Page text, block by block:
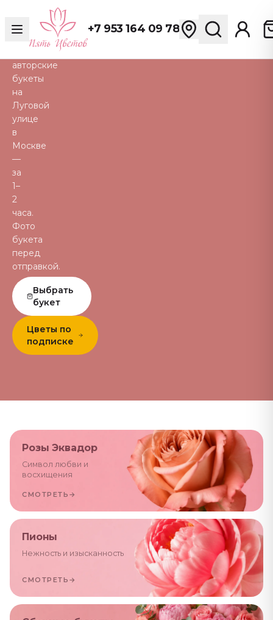
+7 953 164 09 78
пионы,
тюльпаны
авторские
букеты
на
Луговой
улице
в
Москве
—
за
1–
2
часа.
Фото
букета
перед
отправкой.
Выбрать
букет
Цветы по
подписке
Розы Эквадор
Символ любви и
восхищения
СМОТРЕТЬ →
Пионы
Нежность и изысканность
СМОТРЕТЬ →